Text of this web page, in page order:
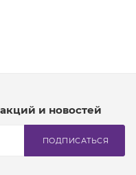
и новостей
ПОДПИСАТЬСЯ